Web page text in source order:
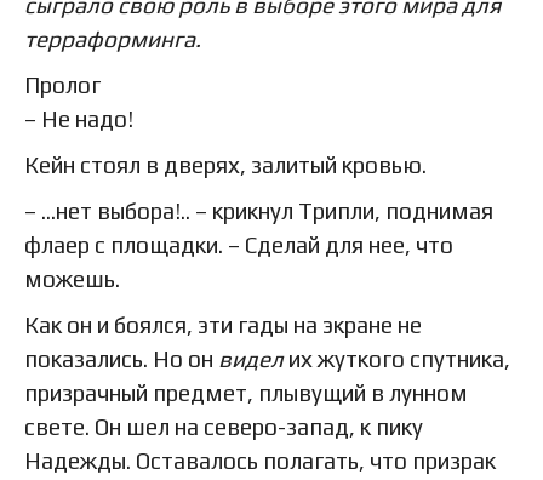
терраформинга.
Пролог
– Не надо!
Кейн стоял в дверях, залитый кровью.
– …нет выбора!.. – крикнул Трипли, поднимая
флаер с площадки. – Сделай для нее, что
можешь.
Как он и боялся, эти гады на экране не
показались. Но он виделих жуткого спутника,
призрачный предмет, плывущий в лунном
свете. Он шел на северо-запад, к пику
Надежды. Оставалось полагать, что призрак